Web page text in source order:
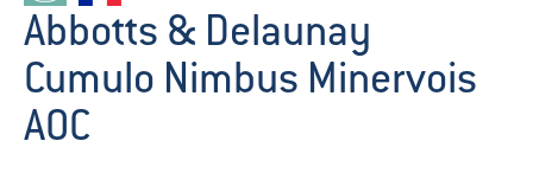
Abbotts & Delaunay
Cumulo Nimbus Minervois
AOC